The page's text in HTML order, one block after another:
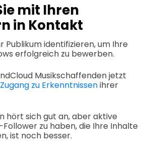
mit Ihren
in Kontakt
Publikum identifizieren, um Ihre
erfolgreich zu bewerben.
Musikschaffenden jetzt
Zugang zu Erkenntnissenihrer
hört sich gut an, aber aktive
zu haben, die Ihre Inhalte
ist noch besser.